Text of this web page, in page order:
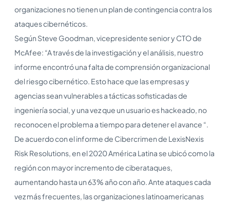
organizaciones no tienen un plan de contingencia contra los
ataques cibernéticos.
Según Steve Goodman, vicepresidente senior y CTO de
McAfee: “A través de la investigación y el análisis, nuestro
informe encontró una falta de comprensión organizacional
del riesgo cibernético. Esto hace que las empresas y
agencias sean vulnerables a tácticas sofisticadas de
ingeniería social, y una vez que un usuario es hackeado, no
reconocen el problema a tiempo para detener el avance “.
De acuerdo con el informe de Cibercrimen de LexisNexis
Risk Resolutions, en el 2020 América Latina se ubicó como la
región con mayor incremento de ciberataques,
aumentando hasta un 63% año con año. Ante ataques cada
vez más frecuentes, las organizaciones latinoamericanas